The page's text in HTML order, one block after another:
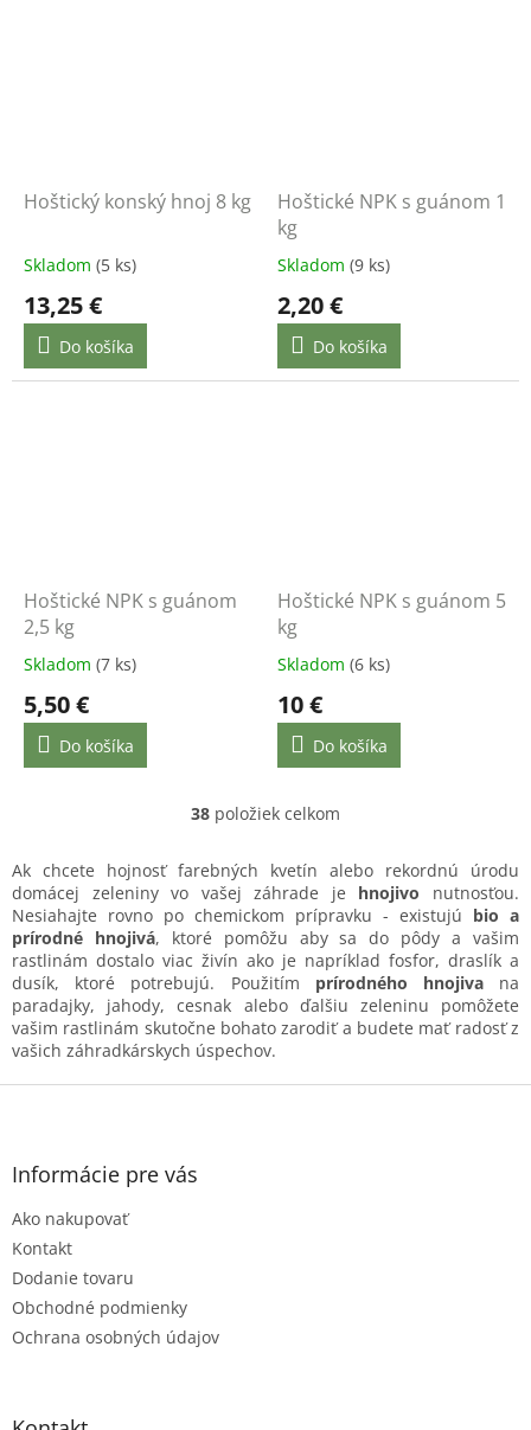
Hoštický konský hnoj 8 kg
Skladom (5 ks)
13,25 €
Do košíka
Hoštické NPK s guánom 1
kg
Skladom (9 ks)
2,20 €
Do košíka
Hoštické NPK s guánom
2,5 kg
Skladom (7 ks)
5,50 €
Do košíka
Hoštické NPK s guánom 5
kg
Skladom (6 ks)
10 €
Do košíka
O
á
d
a
c
i
e
p
r
k
38 položiek celkom
Ak chcete hojnosť farebných kvetín alebo rekordnú úrodu
domácej zeleniny vo vašej záhrade je hnojivo nutnosťou.
Nesiahajte rovno po chemickom prípravku - existujú bio a
prírodné hnojivá, ktoré pomôžu aby sa do pôdy a vašim
rastlinám dostalo viac živín ako je napríklad fosfor, draslík a
dusík, ktoré potrebujú. Použitím prírodného hnojivana
paradajky, jahody, cesnak alebo ďalšiu zeleninu pomôžete
vašim rastlinám skutočne bohato zarodiť a budete mať radosť z
vašich záhradkárskych úspechov.
Z
Informácie pre vás
Ako nakupovať
Kontakt
Dodanie tovaru
Obchodné podmienky
Ochrana osobných údajov